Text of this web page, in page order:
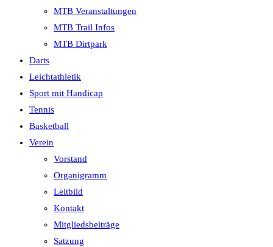
MTB Veranstaltungen
MTB Trail Infos
MTB Dirtpark
Darts
Leichtathletik
Sport mit Handicap
Tennis
Basketball
Verein
Vorstand
Organigramm
Leitbild
Kontakt
Mitgliedsbeiträge
Satzung